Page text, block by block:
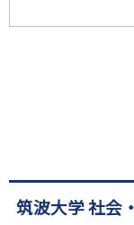
筑波大学 社会